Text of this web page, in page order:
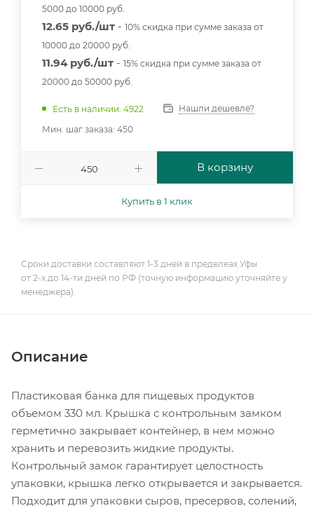
5000 до 10000 руб.
12.65 руб./шт - 10% скидка при сумме заказа от
10000 до 20000 руб.
11.94 руб./шт - 15% скидка при сумме заказа от
20000 до 50000 руб.
Есть в наличии: 4922
Нашли дешевле?
Мин. шаг заказа: 450
В корзину
Купить в 1 клик
Сроки доставки составляют 1-3 дней в пределеах Уфы
от 2-х до 14-ти дней по РФ (точную информацию уточняйте у
менеджера).
Описание
Пластиковая банка для пищевых продуктов
объемом 330 мл. Крышка с контрольным замком
герметично закрывает контейнер, в нем можно
хранить и перевозить жидкие продукты.
Контрольный замок гарантирует целостность
упаковки, крышка легко открывается и закрывается.
Подходит для упаковки сыров, пресервов, солений,